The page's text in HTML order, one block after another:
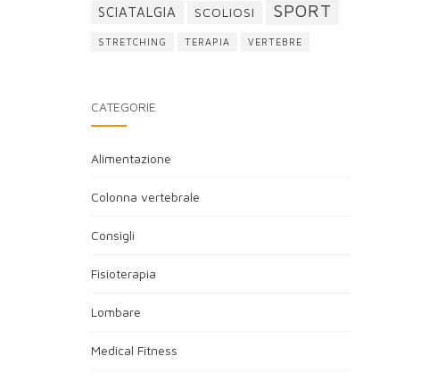
SCIATALGIA SCOLIOSI SPORT
STRETCHING TERAPIA VERTEBRE
CATEGORIE
Alimentazione
Colonna vertebrale
Consigli
Fisioterapia
Lombare
Medical Fitness